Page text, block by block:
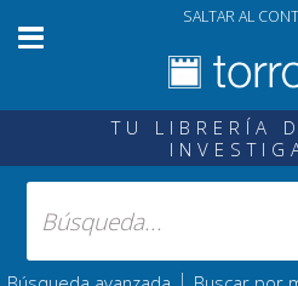
SALTAR AL
TU LIBRERÍA